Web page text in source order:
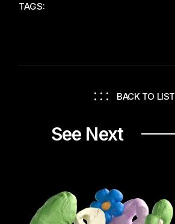
TAGS:
BACK TO LIST
See Next